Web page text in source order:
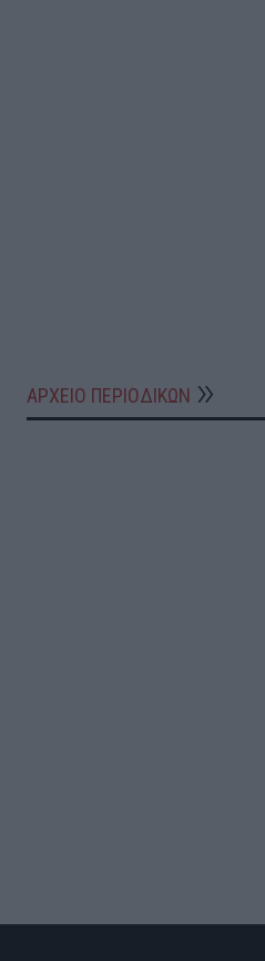
ΑΡΧΕΙΟ ΠΕΡΙΟΔΙΚΩΝ